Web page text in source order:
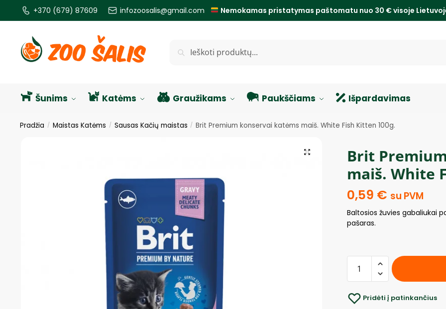
+370 (679) 87609 infozoosalis@gmail.com Nemokamas pristatymas paštomatu nuo 30 € visoje
Šunims Katėms Graužikams Paukščiams Išpardavimas
Pradžia / Maistas Katėms / Sausas Kačių maistas / Brit Premium konservai katėms maiš. White Fish Kitten 100g.
Brit
maiš. White
0,59 € su PVM
Baltosios žuvies gabaliukai
pašaras.
Pridėti į patinkančius